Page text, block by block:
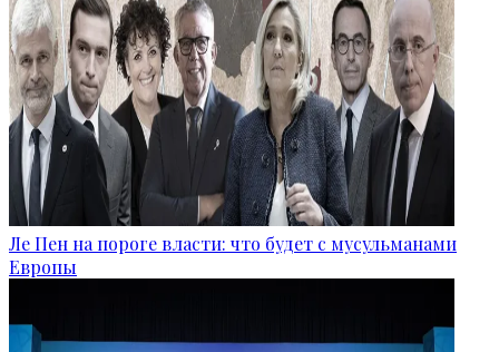
Ле Пен на пороге власти: что будет с мусульманами
Европы